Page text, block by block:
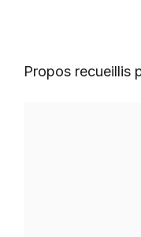
Propos recueillis